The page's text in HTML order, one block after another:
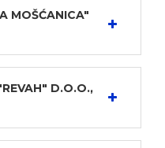
MOŠĆANICA"
D.O.O.,